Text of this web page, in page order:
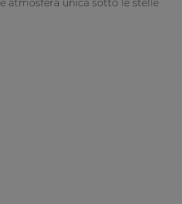
atmosfera unica sotto le stelle